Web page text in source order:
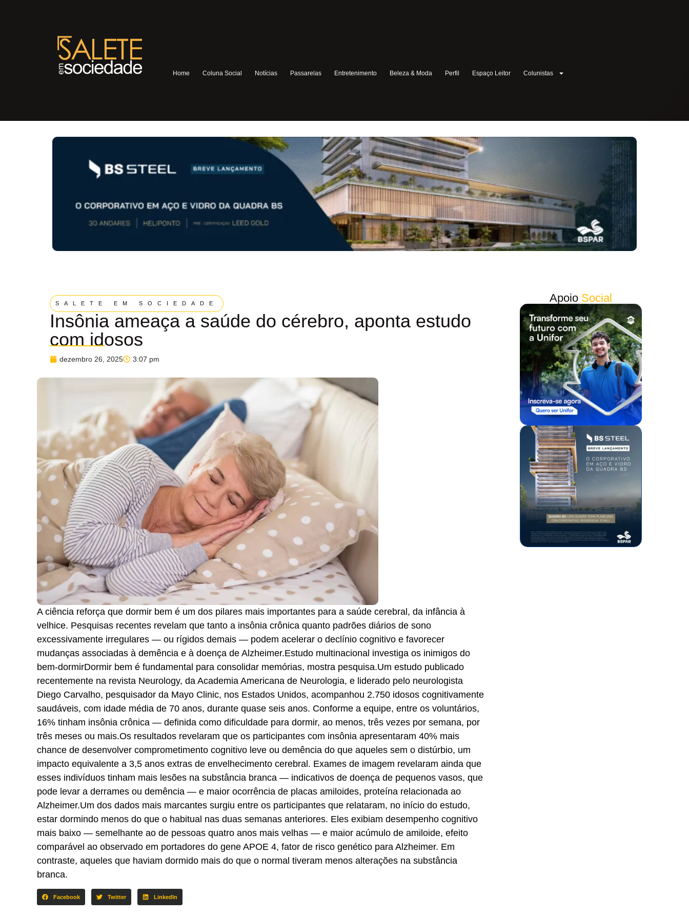
Home Coluna Social Notícias Passarelas Entretenimento Beleza & Moda Perfil Espaço Leitor Colunistas
SALETE EM SOCIEDADE
Insônia ameaça a saúde do cérebro, aponta estudo
com idosos
dezembro 26, 2025 3:07 pm
A ciência reforça que dormir bem é um dos pilares mais importantes para a saúde cerebral, da infância à
velhice. Pesquisas recentes revelam que tanto a insônia crônica quanto padrões diários de sono
excessivamente irregulares — ou rígidos demais — podem acelerar o declínio cognitivo e favorecer
mudanças associadas à demência e à doença de Alzheimer.Estudo multinacional investiga os inimigos do
bem-dormirDormir bem é fundamental para consolidar memórias, mostra pesquisa.Um estudo publicado
recentemente na revista Neurology, da Academia Americana de Neurologia, e liderado pelo neurologista
Diego Carvalho, pesquisador da Mayo Clinic, nos Estados Unidos, acompanhou 2.750 idosos cognitivamente
saudáveis, com idade média de 70 anos, durante quase seis anos. Conforme a equipe, entre os voluntários,
16% tinham insônia crônica — definida como dificuldade para dormir, ao menos, três vezes por semana, por
três meses ou mais.Os resultados revelaram que os participantes com insônia apresentaram 40% mais
chance de desenvolver comprometimento cognitivo leve ou demência do que aqueles sem o distúrbio, um
impacto equivalente a 3,5 anos extras de envelhecimento cerebral. Exames de imagem revelaram ainda que
esses indivíduos tinham mais lesões na substância branca — indicativos de doença de pequenos vasos, que
pode levar a derrames ou demência — e maior ocorrência de placas amiloides, proteína relacionada ao
Alzheimer.Um dos dados mais marcantes surgiu entre os participantes que relataram, no início do estudo,
estar dormindo menos do que o habitual nas duas semanas anteriores. Eles exibiam desempenho cognitivo
mais baixo — semelhante ao de pessoas quatro anos mais velhas — e maior acúmulo de amiloide, efeito
comparável ao observado em portadores do gene APOE 4, fator de risco genético para Alzheimer. Em
contraste, aqueles que haviam dormido mais do que o normal tiveram menos alterações na substância
branca.
Facebook Twitter LinkedIn
Apoio Social